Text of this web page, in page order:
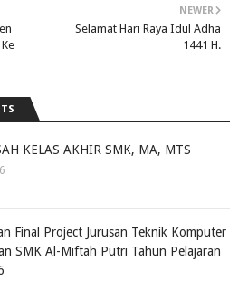
NEWER
Selamat Hari Raya Idul Adha
1441 H.
KELAS AKHIR SMK, MA, MTS
Final Project Jurusan Teknik Komputer
SMK Al-Miftah Putri Tahun Pelajaran